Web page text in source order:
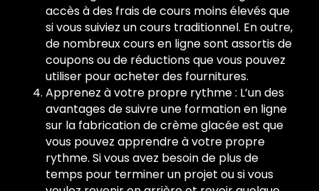
accès à des frais de cours moins élevés que
si vous suiviez un cours traditionnel. En outre,
de nombreux cours en ligne sont assortis de
coupons ou de réductions que vous pouvez
utiliser pour acheter des fournitures.
Apprenez à votre propre rythme : L’un des
avantages de suivre une formation en ligne
sur la fabrication de crème glacée est que
vous pouvez apprendre à votre propre
rythme. Si vous avez besoin de plus de
temps pour terminer un projet ou si vous